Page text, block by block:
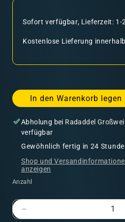
Sofort verfügbar, Lieferzeit: 1-
Kostenlose Lieferung
In den Warenkorb legen
Abholung bei Radaddel Großweil
verfügbar
Gewöhnlich fertig in 24
Shop und
anzeigen
Anzahl